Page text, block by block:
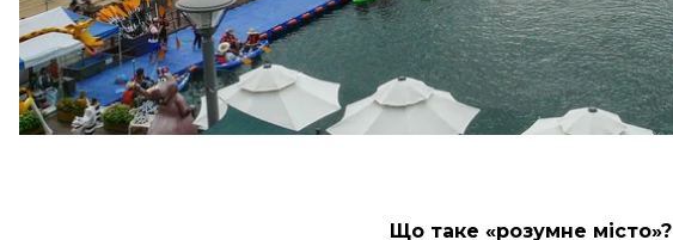
Що таке «розумне місто»?